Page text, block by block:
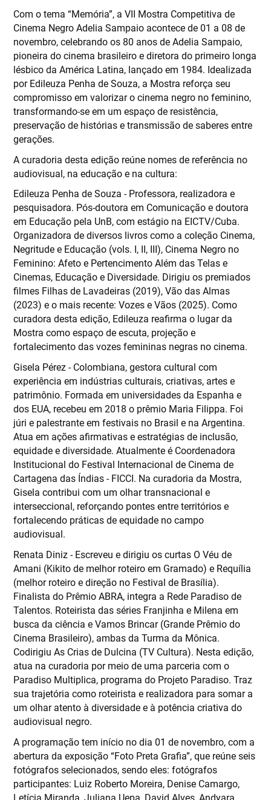
Com o tema “Memória”, a VII Mostra Competitiva de
Cinema Negro Adelia Sampaio acontece de 01 a 08 de
novembro, celebrando os 80 anos de Adelia Sampaio,
pioneira do cinema brasileiro e diretora do primeiro longa
lésbico da América Latina, lançado em 1984. Idealizada
por Edileuza Penha de Souza, a Mostra reforça seu
compromisso em valorizar o cinema negro no feminino,
transformando-se em um espaço de resistência,
preservação de histórias e transmissão de saberes entre
gerações.
A curadoria desta edição reúne nomes de referência no
audiovisual, na educação e na cultura:
Edileuza Penha de Souza - Professora, realizadora e
pesquisadora. Pós-doutora em Comunicação e doutora
em Educação pela UnB, com estágio na EICTV/Cuba.
Organizadora de diversos livros como a coleção Cinema,
Negritude e Educação (vols. I, II, III), Cinema Negro no
Feminino: Afeto e Pertencimento Além das Telas e
Cinemas, Educação e Diversidade. Dirigiu os premiados
filmes Filhas de Lavadeiras (2019), Vão das Almas
(2023) e o mais recente: Vozes e Vãos (2025). Como
curadora desta edição, Edileuza reafirma o lugar da
Mostra como espaço de escuta, projeção e
fortalecimento das vozes femininas negras no cinema.
Gisela Pérez - Colombiana, gestora cultural com
experiência em indústrias culturais, criativas, artes e
patrimônio. Formada em universidades da Espanha e
dos EUA, recebeu em 2018 o prêmio Maria Filippa. Foi
júri e palestrante em festivais no Brasil e na Argentina.
Atua em ações afirmativas e estratégias de inclusão,
equidade e diversidade. Atualmente é Coordenadora
Institucional do Festival Internacional de Cinema de
Cartagena das Índias - FICCI. Na curadoria da Mostra,
Gisela contribui com um olhar transnacional e
interseccional, reforçando pontes entre territórios e
fortalecendo práticas de equidade no campo
audiovisual.
Renata Diniz - Escreveu e dirigiu os curtas O Véu de
Amani (Kikito de melhor roteiro em Gramado) e Requília
(melhor roteiro e direção no Festival de Brasília).
Finalista do Prêmio ABRA, integra a Rede Paradiso de
Talentos. Roteirista das séries Franjinha e Milena em
busca da ciência e Vamos Brincar (Grande Prêmio do
Cinema Brasileiro), ambas da Turma da Mônica.
Codirigiu As Crias de Dulcina (TV Cultura). Nesta edição,
atua na curadoria por meio de uma parceria com o
Paradiso Multiplica, programa do Projeto Paradiso. Traz
sua trajetória como roteirista e realizadora para somar a
um olhar atento à diversidade e à potência criativa do
audiovisual negro.
A programação tem início no dia 01 de novembro, com a
abertura da exposição “Foto Preta Grafia”, que reúne seis
fotógrafos selecionados, sendo eles: fotógrafos
participantes: Luiz Roberto Moreira, Denise Camargo,
Letícia Miranda, Juliana Uepa, David Alves, Andyara